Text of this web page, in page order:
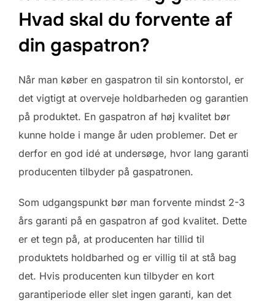
Hvad skal du forvente af
din gaspatron?
Når man køber en gaspatron til sin kontorstol, er
det vigtigt at overveje holdbarheden og garantien
på produktet. En gaspatron af høj kvalitet bør
kunne holde i mange år uden problemer. Det er
derfor en god idé at undersøge, hvor lang garanti
producenten tilbyder på gaspatronen.
Som udgangspunkt bør man forvente mindst 2-3
års garanti på en gaspatron af god kvalitet. Dette
er et tegn på, at producenten har tillid til
produktets holdbarhed og er villig til at stå bag
det. Hvis producenten kun tilbyder en kort
garantiperiode eller slet ingen garanti, kan det